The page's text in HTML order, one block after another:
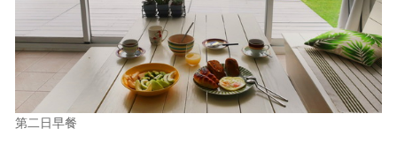
照相簿
影音區
創意出版服務
歷史區
第二日早餐